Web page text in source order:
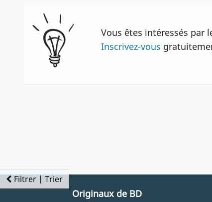
Filtrer | Trier
Vous êtes intéressés par
Inscrivez-vous
Originaux de BD